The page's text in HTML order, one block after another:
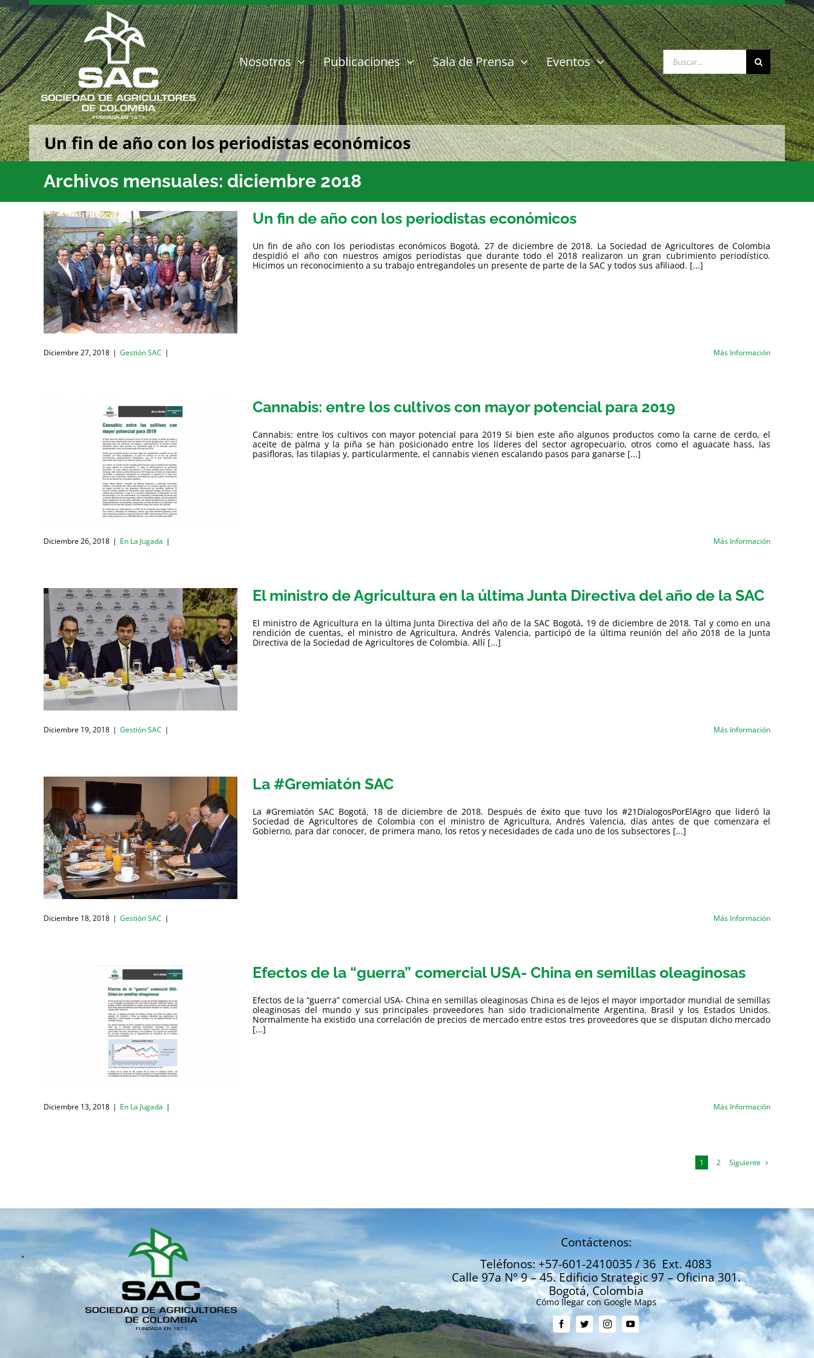
Saltar
al
contenido
Nosotros Publicaciones Sala de Prensa Eventos Buscar:
Un fin de año con los periodistas económicos
Archivos mensuales: diciembre 2018
Un fin de año con los periodistas económicos
Un fin de año con los periodistas económicos Bogotá, 27 de diciembre de 2018. La Sociedad de Agricultores de Colombia
despidió el año con nuestros amigos periodistas que durante todo el 2018 realizaron un gran cubrimiento periodístico.
Hicimos un reconocimiento a su trabajo entregandoles un presente de parte de la SAC y todos sus afiliaod. [...]
Diciembre 27, 2018 | Gestión SAC | Más Información
Cannabis: entre los cultivos con mayor potencial para 2019
Cannabis: entre los cultivos con mayor potencial para 2019 Si bien este año algunos productos como la carne de cerdo, el
aceite de palma y la piña se han posicionado entre los líderes del sector agropecuario, otros como el aguacate hass, las
pasifloras, las tilapias y, particularmente, el cannabis vienen escalando pasos para ganarse [...]
Diciembre 26, 2018 | En La Jugada | Más Información
El ministro de Agricultura en la última Junta Directiva del año de la SAC
El ministro de Agricultura en la última Junta Directiva del año de la SAC Bogotá, 19 de diciembre de 2018. Tal y como en una
rendición de cuentas, el ministro de Agricultura, Andrés Valencia, participó de la última reunión del año 2018 de la Junta
Directiva de la Sociedad de Agricultores de Colombia. Allí [...]
Diciembre 19, 2018 | Gestión SAC | Más Información
La #Gremiatón SAC
La #Gremiatón SAC Bogotá, 18 de diciembre de 2018. Después de éxito que tuvo los #21DialogosPorElAgro que lideró la
Sociedad de Agricultores de Colombia con el ministro de Agricultura, Andrés Valencia, días antes de que comenzara el
Gobierno, para dar conocer, de primera mano, los retos y necesidades de cada uno de los subsectores [...]
Diciembre 18, 2018 | Gestión SAC | Más Información
Efectos de la “guerra” comercial USA- China en semillas oleaginosas
Efectos de la “guerra” comercial USA- China en semillas oleaginosas China es de lejos el mayor importador mundial de semillas
oleaginosas del mundo y sus principales proveedores han sido tradicionalmente Argentina, Brasil y los Estados Unidos.
Normalmente ha existido una correlación de precios de mercado entre estos tres proveedores que se disputan dicho mercado
[...]
Diciembre 13, 2018 | En La Jugada | Más Información
1 2 Siguiente
Contáctenos:
Teléfonos: +57-601-2410035 / 36 Ext. 4083
Calle 97a N° 9 – 45. Edificio Strategic 97 – Oficina 301.
Bogotá, Colombia
Cómo llegar con Google Maps